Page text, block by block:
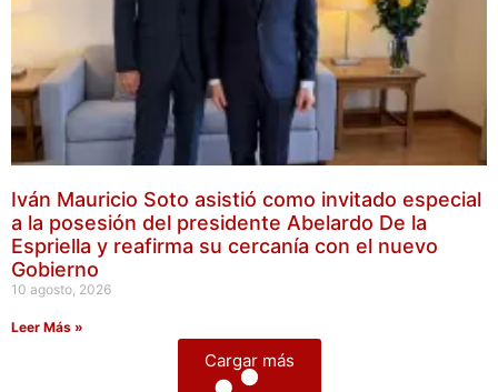
Iván Mauricio Soto asistió como invitado especial
a la posesión del presidente Abelardo De la
Espriella y reafirma su cercanía con el nuevo
Gobierno
10 agosto, 2026
Leer Más »
Cargar más